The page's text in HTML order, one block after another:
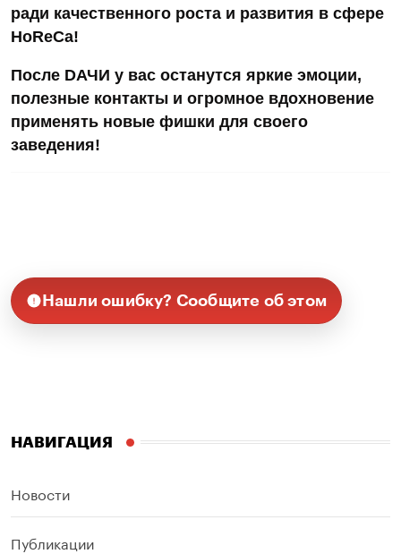
ради качественного роста и развития в сфере
HoReCa!
После DАЧИ у вас останутся яркие эмоции,
полезные контакты и огромное вдохновение
применять новые фишки для своего
заведения!
Нашли ошибку? Сообщите об этом
НАВИГАЦИЯ
Новости
Публикации